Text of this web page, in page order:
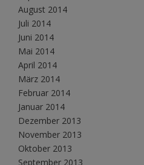
August 2014
Juli 2014
Juni 2014
Mai 2014
April 2014
März 2014
Februar 2014
Januar 2014
Dezember 2013
November 2013
Oktober 2013
September 2013